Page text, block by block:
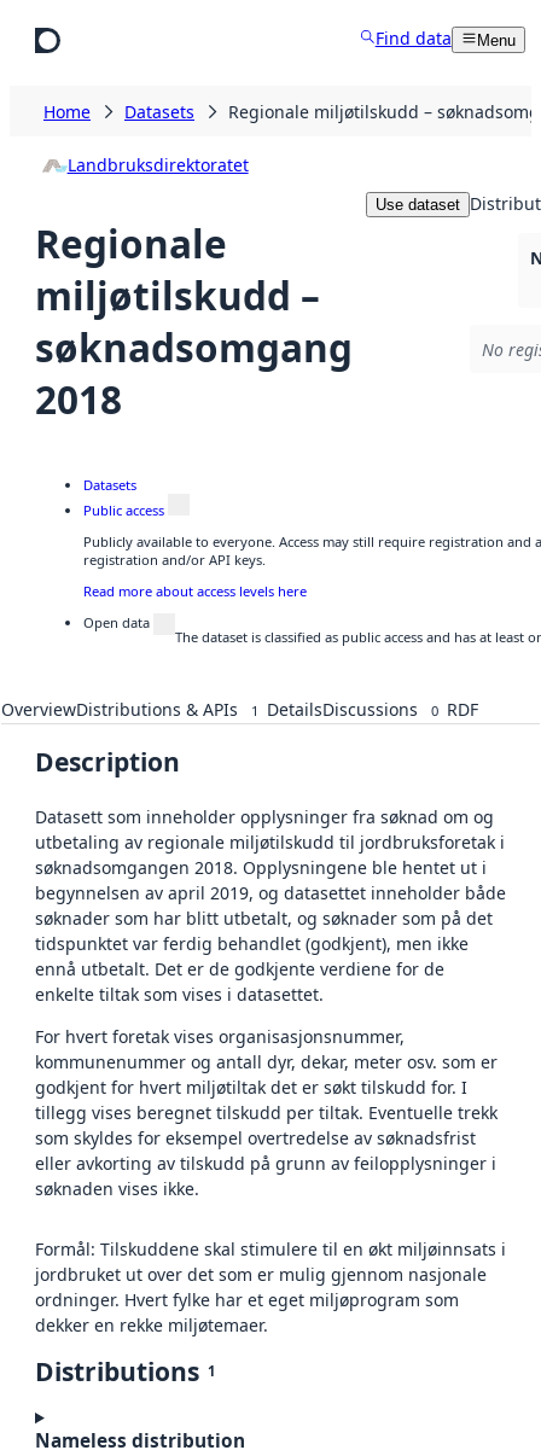
Find data Menu
Home Datasets Regionale miljøtilskudd –
Landbruksdirektoratet
Regionale
miljøtilskudd –
søknadsomgang
2018
Use dataset
No
Datasets
Public access
Publicly available to everyone. Access may still require registration and
registration and/or API keys.
Read more about access levels here
Open data
The dataset is classified as public access and has at
OverviewDistributions & APIs 1 DetailsDiscussions 0 RDF
Description
Datasett som inneholder opplysninger fra søknad om og
utbetaling av regionale miljøtilskudd til jordbruksforetak i
søknadsomgangen 2018. Opplysningene ble hentet ut i
begynnelsen av april 2019, og datasettet inneholder både
søknader som har blitt utbetalt, og søknader som på det
tidspunktet var ferdig behandlet (godkjent), men ikke
ennå utbetalt. Det er de godkjente verdiene for de
enkelte tiltak som vises i datasettet.
For hvert foretak vises organisasjonsnummer,
kommunenummer og antall dyr, dekar, meter osv. som er
godkjent for hvert miljøtiltak det er søkt tilskudd for. I
tillegg vises beregnet tilskudd per tiltak. Eventuelle trekk
som skyldes for eksempel overtredelse av søknadsfrist
eller avkorting av tilskudd på grunn av feilopplysninger i
søknaden vises ikke.
Formål: Tilskuddene skal stimulere til en økt miljøinnsats i
jordbruket ut over det som er mulig gjennom nasjonale
ordninger. Hvert fylke har et eget miljøprogram som
dekker en rekke miljøtemaer.
Distributions 1
Nameless distribution